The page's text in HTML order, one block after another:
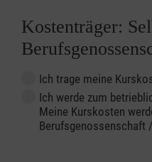
Kostenträger:
Ich trage meine
Ich werde zum
Meine Kurskosten
Berufsgenossenschaft